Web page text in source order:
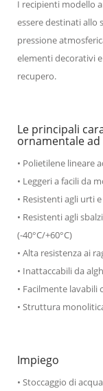
I recipienti modello
essere destinati allo
pressione
elementi decorativi
recupero.
Le principali
ornamentale
• Polietilene lineare
• Leggeri a facili da
• Resistenti agli urti
• Resistenti agli
(-40°C/+60°C)
• Alta resistenza ai
• Inattaccabili da
• Facilmente
• Struttura
Impiego
• Stoccaggio di